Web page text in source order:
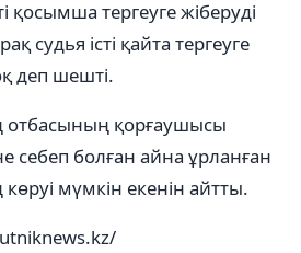
қосымша тергеуге жіберуді
судья істі қайта тергеуге
деп шешті.
отбасының қорғаушысы
себеп болған айна ұрланған
көруі мүмкін екенін айтты.